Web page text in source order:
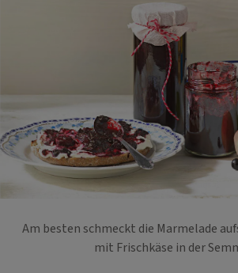
Am besten schmeckt die Marmelade
mit Frischkäse in der